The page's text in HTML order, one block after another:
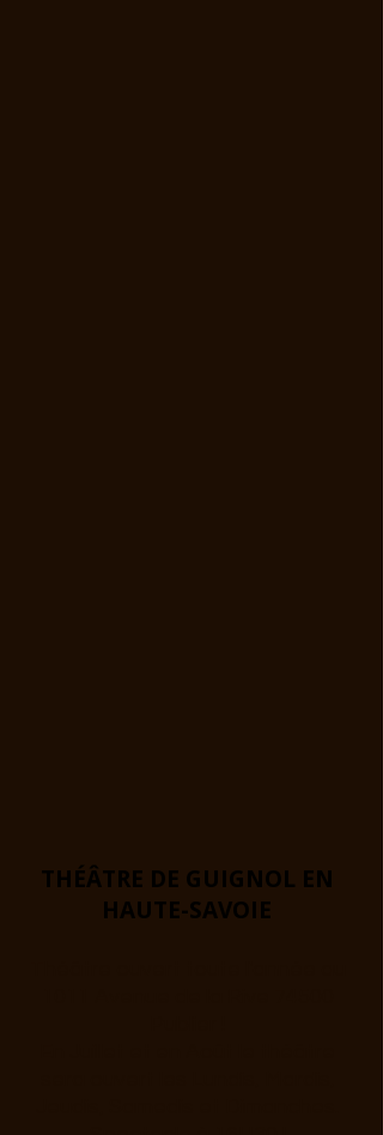
THÉÂTRE DE GUIGNOL EN
HAUTE-SAVOIE